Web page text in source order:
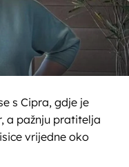
s Cipra, gdje je
a pažnju pratitelja
vrijedne oko